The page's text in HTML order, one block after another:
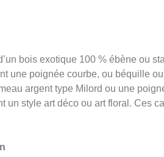
bois exotique 100 % ébène ou
une poignée courbe, ou béquille
argent type Milord ou une
un style art déco ou art floral. Ces